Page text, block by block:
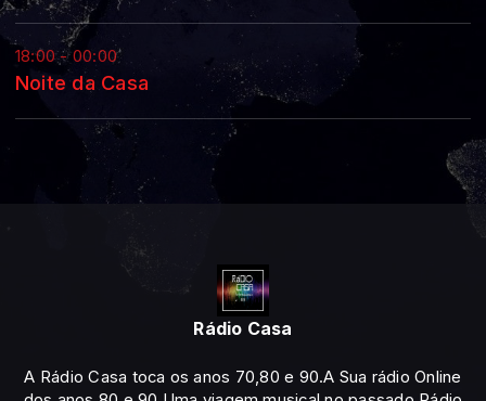
18:00 - 00:00
Noite da Casa
Rádio Casa
A Rádio Casa toca os anos 70,80 e 90.A Sua rádio Online